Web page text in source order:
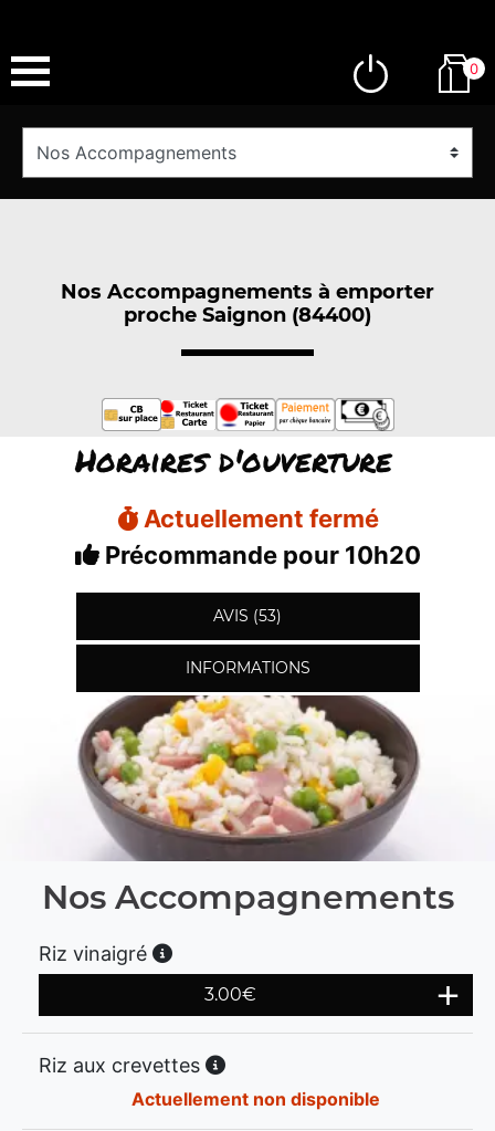
0
Nos Accompagnements à emporter
proche Saignon (84400)
Horaires d'ouverture
Actuellement fermé
Précommande pour 10h20
AVIS (53)
INFORMATIONS
Nos Accompagnements
Riz vinaigré
3.00€
Riz aux crevettes
Actuellement non disponible